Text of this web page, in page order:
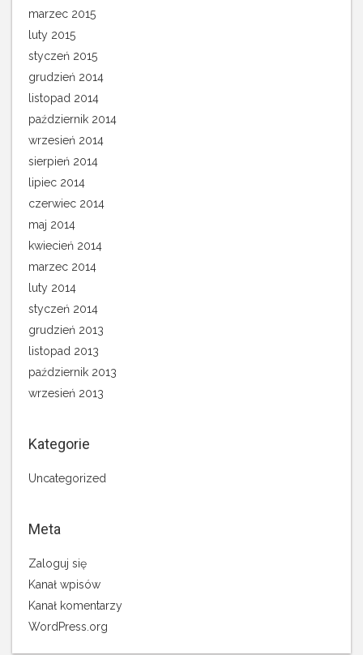
marzec 2015
luty 2015
styczeń 2015
grudzień 2014
listopad 2014
październik 2014
wrzesień 2014
sierpień 2014
lipiec 2014
czerwiec 2014
maj 2014
kwiecień 2014
marzec 2014
luty 2014
styczeń 2014
grudzień 2013
listopad 2013
październik 2013
wrzesień 2013
Kategorie
Uncategorized
Meta
Zaloguj się
Kanał wpisów
Kanał komentarzy
WordPress.org